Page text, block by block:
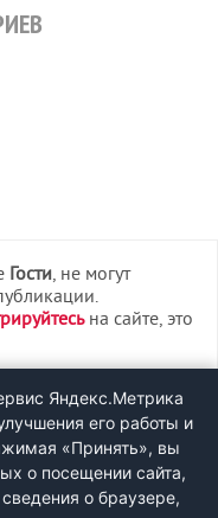
Гости, не могут
на сайте, это
Яндекс.Метрика
его работы и
«Принять», вы
о посещении сайта,
о браузере,